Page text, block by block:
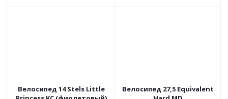
Велосипед 14 Stels Little
Велосипед 27,5 Equivalent